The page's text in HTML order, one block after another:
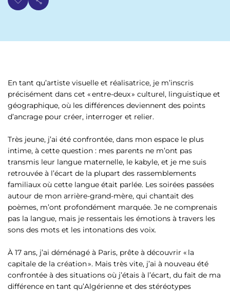
En tant qu’artiste visuelle et réalisatrice, je m’inscris
précisément dans cet « entre-deux » culturel, linguistique et
géographique, où les différences deviennent des points
d’ancrage pour créer, interroger et relier.
Très jeune, j’ai été confrontée, dans mon espace le plus
intime, à cette question : mes parents ne m’ont pas
transmis leur langue maternelle, le kabyle, et je me suis
retrouvée à l’écart de la plupart des rassemblements
familiaux où cette langue était parlée. Les soirées passées
autour de mon arrière-grand-mère, qui chantait des
poèmes, m’ont profondément marquée. Je ne comprenais
pas la langue, mais je ressentais les émotions à travers les
sons des mots et les intonations des voix.
À 17 ans, j’ai déménagé à Paris, prête à découvrir « la
capitale de la création ». Mais très vite, j’ai à nouveau été
confrontée à des situations où j’étais à l’écart, du fait de ma
différence en tant qu’Algérienne et des stéréotypes